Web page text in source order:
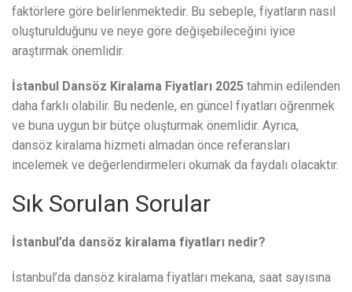
faktörlere göre belirlenmektedir. Bu sebeple, fiyatların nasıl
oluşturulduğunu ve neye göre değişebileceğini iyice
araştırmak önemlidir.
İstanbul Dansöz Kiralama Fiyatları 2025 tahmin edilenden
daha farklı olabilir. Bu nedenle, en güncel fiyatları öğrenmek
ve buna uygun bir bütçe oluşturmak önemlidir. Ayrıca,
dansöz kiralama hizmeti almadan önce referansları
incelemek ve değerlendirmeleri okumak da faydalı olacaktır.
Sık Sorulan Sorular
İstanbul’da dansöz kiralama fiyatları nedir?
İstanbul’da dansöz kiralama fiyatları mekana, saat sayısına